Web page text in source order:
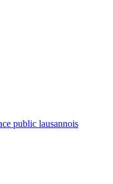
public lausannois